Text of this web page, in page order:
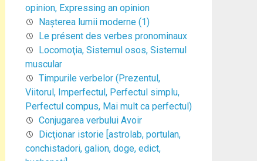
opinion, Expressing an opinion
Naşterea lumii moderne (1)
Le présent des verbes pronominaux
Locomoţia, Sistemul osos, Sistemul
muscular
Timpurile verbelor (Prezentul,
Viitorul, Imperfectul, Perfectul simplu,
Perfectul compus, Mai mult ca perfectul)
Conjugarea verbului Avoir
Dicţionar istorie [astrolab, portulan,
conchistadori, galion, doge, edict,